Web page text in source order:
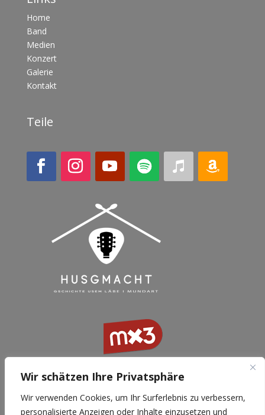
Wir schätzen Ihre Privatsphäre
Wir verwenden Cookies, um Ihr Surferlebnis zu verbessern,
personalisierte Anzeigen oder Inhalte einzusetzen und
Home
Band
Medien
Konzert
Galerie
Kontakt
Teile